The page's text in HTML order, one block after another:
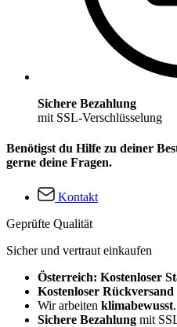
Sichere Bezahlung
mit SSL-Verschlüsselung
Benötigst du Hilfe zu deiner
gerne deine Fragen.
Kontakt
Geprüfte Qualität
Sicher und vertraut einkaufen
Österreich: Kostenloser
Kostenloser Rückversand
Wir arbeiten klimabewusst.
Sichere Bezahlung mit